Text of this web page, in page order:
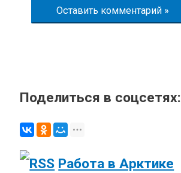
Поделиться в соцсетях:
Работа в Арктике